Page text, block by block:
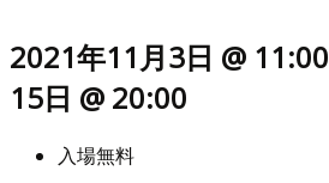
2021年11月3日 @ 11:00
15日 @ 20:00
入場無料